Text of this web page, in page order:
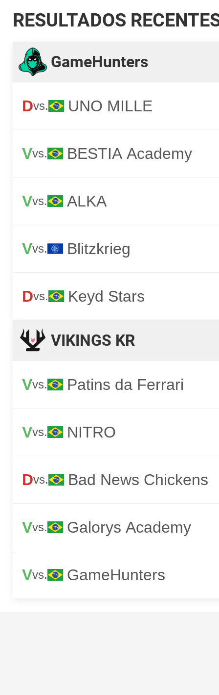
RESULTADOS
GameHunters
Dvs. UNO MILLE
Vvs. BESTIA Academy
Vvs. ALKA
Vvs. Blitzkrieg
Dvs. Keyd Stars
VIKINGS KR
Vvs. Patins da Ferrari
Vvs. NITRO
Dvs. Bad News Chickens
Vvs. Galorys Academy
Vvs. GameHunters